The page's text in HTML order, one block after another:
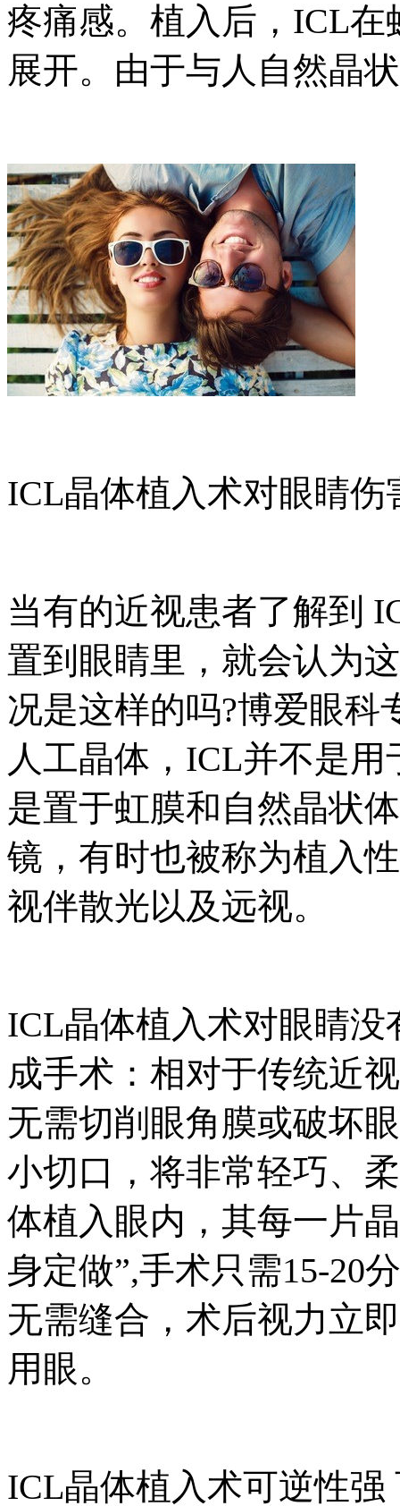
疼痛感。植入后，ICL
展开。由于与人自然晶
ICL晶体植入术对眼睛伤
当有的近视患者了解到
置到眼睛里，就会认为
况是这样的吗?博爱眼
人工晶体，ICL并不是
是置于虹膜和自然晶状
镜，有时也被称为植入
视伴散光以及远视。
ICL晶体植入术对眼睛
成手术：相对于传统近
无需切削眼角膜或破坏
小切口，将非常轻巧、
体植入眼内，其每一片
身定做”,手术只需15-20
无需缝合，术后视力立
用眼。
ICL晶体植入术可逆性强